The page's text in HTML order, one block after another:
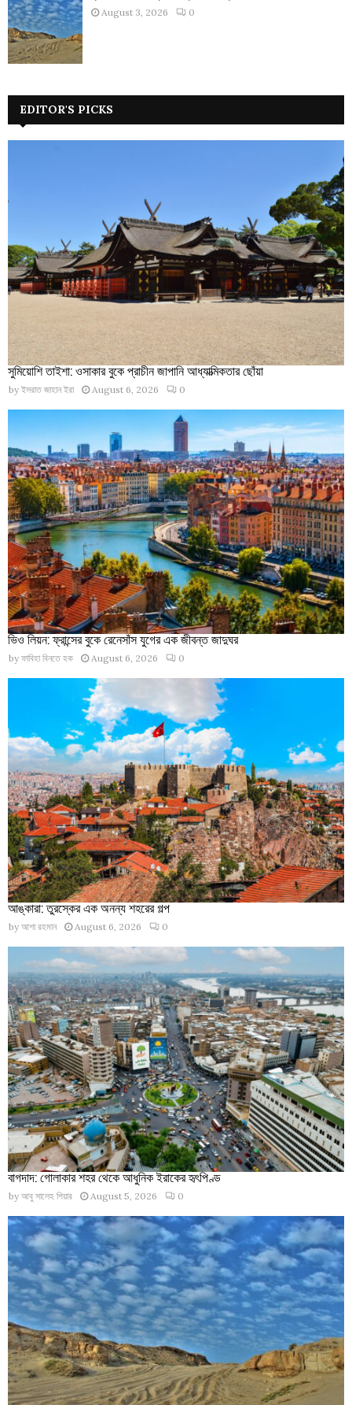
August 3, 2026 0
EDITOR'S PICKS
সুমিয়োশি তাইশা: ওসাকার বুকে প্রাচীন জাপানি আধ্যাত্মিকতার ছোঁয়া
by ইসরাত জাহান ইরা August 6, 2026 0
ভিও লিয়ন: ফ্রান্সের বুকে রেনেসাঁস যুগের এক জীবন্ত জাদুঘর
by ফাবিহা বিনতে হক August 6, 2026 0
আঙ্কারা: তুরস্কের এক অনন্য শহরের গল্প
by আশা রহমান August 6, 2026 0
বাগদাদ: গোলাকার শহর থেকে আধুনিক ইরাকের হৃৎপিণ্ড
by আবু সালেহ পিয়ার August 5, 2026 0